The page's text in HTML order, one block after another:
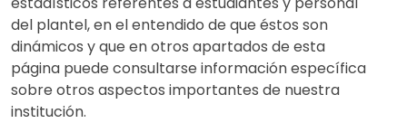
del plantel, en el entendido de que éstos son
dinámicos y que en otros apartados de esta
página puede consultarse información específica
sobre otros aspectos importantes de nuestra
institución.